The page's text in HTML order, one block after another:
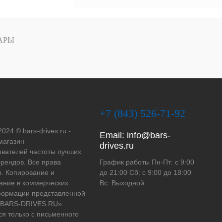
© bars-drives.ru -
частоты лучших
Все права
Копирование и
в коммерческих
представленной
DRIVES.RU»
только с письменного
+7 (843) 526-71-92
Email: info@bars-
drives.ru
График работы Пн-Пт: с 9:00
до 21:00 Сб: с 9:00 до 18:00
Вс: Выходной